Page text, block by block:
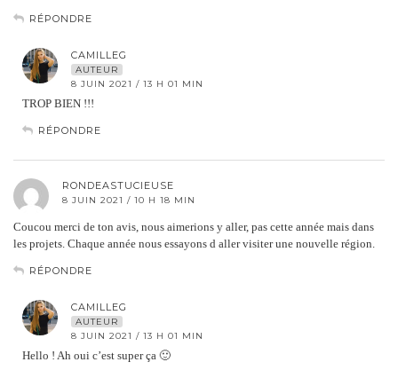
RÉPONDRE
CAMILLEG
AUTEUR
8 JUIN 2021 / 13 H 01 MIN
TROP BIEN !!!
RÉPONDRE
RONDEASTUCIEUSE
8 JUIN 2021 / 10 H 18 MIN
Coucou merci de ton avis, nous aimerions y aller, pas cette année mais dans
les projets. Chaque année nous essayons d aller visiter une nouvelle région.
RÉPONDRE
CAMILLEG
AUTEUR
8 JUIN 2021 / 13 H 01 MIN
Hello ! Ah oui c’est super ça 🙂